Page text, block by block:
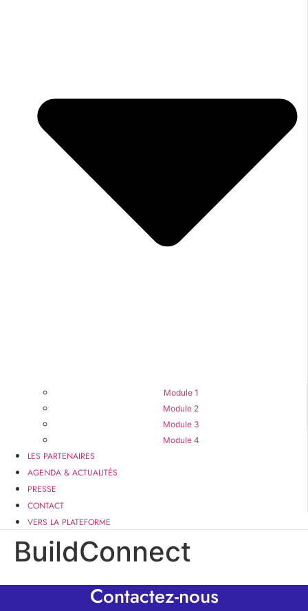
Module 1
Module 2
Module 3
Module 4
LES PARTENAIRES
AGENDA & ACTUALITÉS
PRESSE
CONTACT
VERS LA PLATEFORME
BuildConnect
Contactez-nous